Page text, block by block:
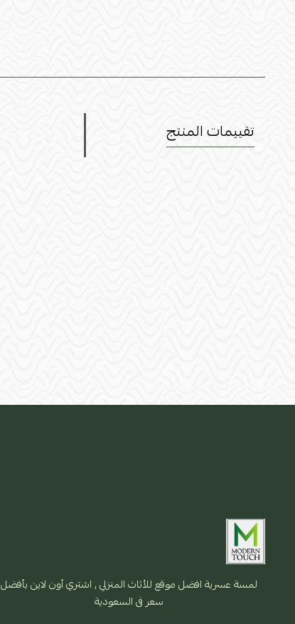
تقييمات المنتج
لمسة عسرية افضل موقع للأثاث المنزلي , اشتري أون لاين بأفضل
سعر فى السعودية